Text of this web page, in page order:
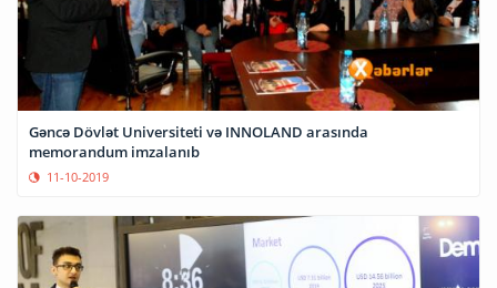
Gəncə Dövlət Universiteti və INNOLAND arasında
memorandum imzalanıb
11-10-2019